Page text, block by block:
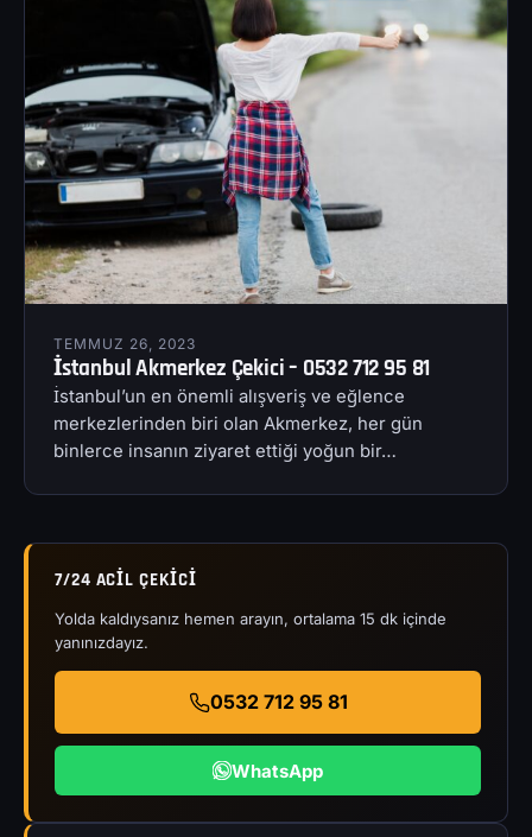
TEMMUZ 26, 2023
İstanbul Akmerkez Çekici – 0532 712 95 81
İstanbul’un en önemli alışveriş ve eğlence
merkezlerinden biri olan Akmerkez, her gün
binlerce insanın ziyaret ettiği yoğun bir…
7/24 ACIL ÇEKICI
Yolda kaldıysanız hemen arayın, ortalama 15 dk içinde
yanınızdayız.
0532 712 95 81
WhatsApp